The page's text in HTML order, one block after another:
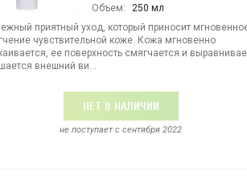
Объем:
250 мл
приятный уход, который приносит
чувствительной коже. Кожа мгновенно
ее поверхность смягчается и
внешний ви...
НЕТ В НАЛИЧИИ
не поступает c сентября 2022